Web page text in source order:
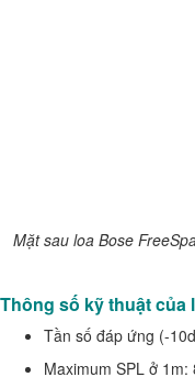
Mặt sau loa Bose
Thông số kỹ thuật của
Tần số đáp ứng (-
Maximum SPL ở 1m: